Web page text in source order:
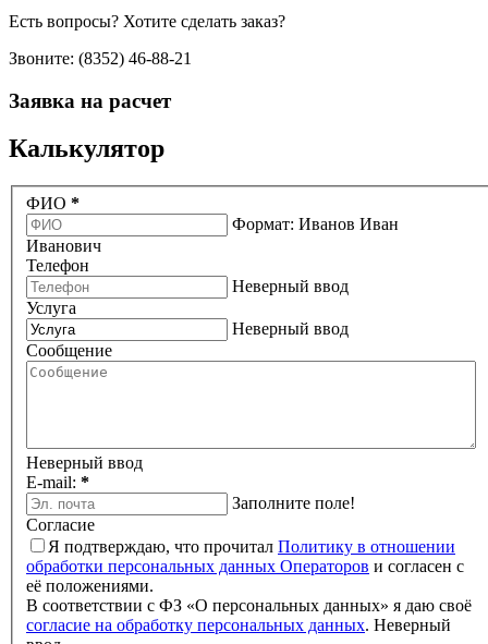
Есть вопросы? Хотите сделать заказ?
Звоните: (8352) 46-88-21
Заявка на расчет
Калькулятор
ФИО *
Формат: Иванов Иван
Иванович
Телефон
Неверный ввод
Услуга
Неверный ввод
Сообщение
Неверный ввод
E-mail: *
Заполните поле!
Согласие
Я подтверждаю, что прочитал Политику в отношении
обработки персональных данных Операторов и согласен с
её положениями.
В соответствии с ФЗ «О персональных данных» я даю своё
согласие на обработку персональных данных. Неверный